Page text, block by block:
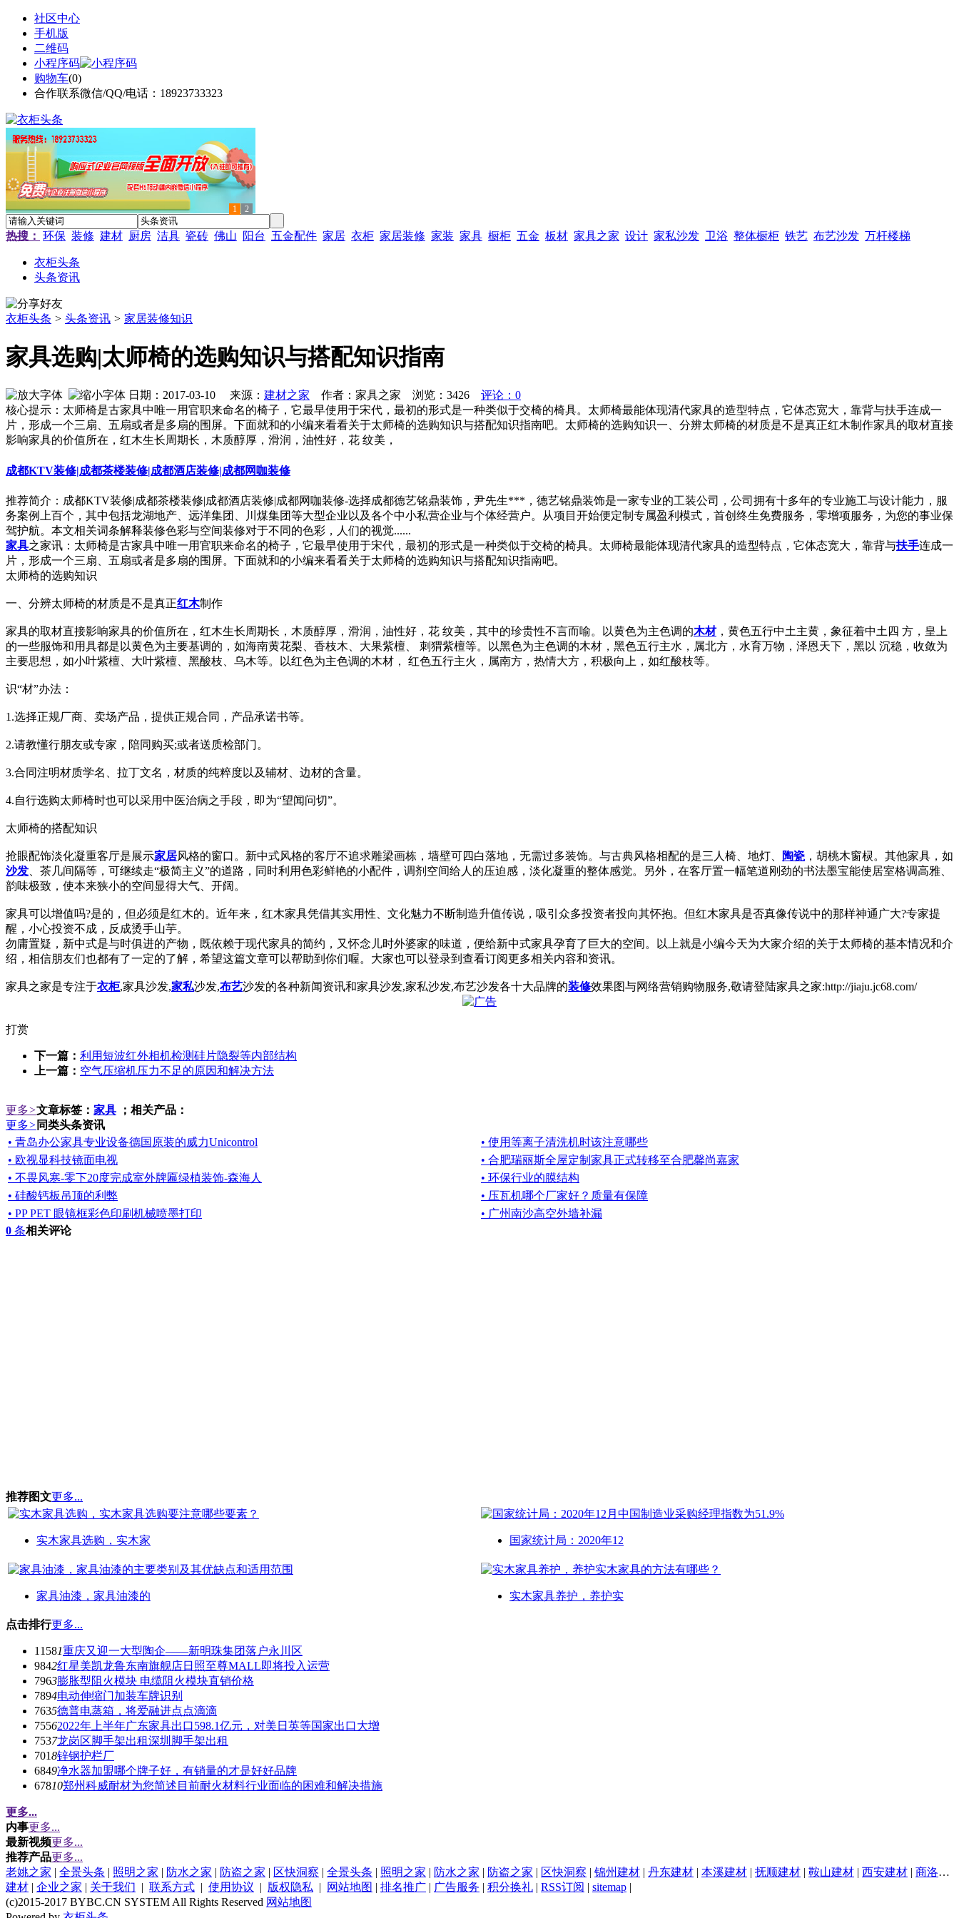
社区中心
手机版
二维码
小程序码
购物车(0)
合作联系微信/QQ/电话：18923733323
1 2
热搜： 环保 装修 建材 厨房 洁具 瓷砖 佛山 阳台 五金配件 家居 衣柜 家居装修 家装 家具 橱柜 五金 板材 家具之家 设计 家私沙发 卫浴 整体橱柜 铁艺 布艺沙发 万杆楼梯
衣柜头条
头条资讯
衣柜头条 > 头条资讯 > 家居装修知识
家具选购|太师椅的选购知识与搭配知识指南
日期：2017-03-10 来源： 建材之家 作者：家具之家 浏览： 3426
评论：0
核心提示：太师椅是古家具中唯一用官职来命名的椅子，它最早使用于宋代，最初的形式是一种类似于交椅的椅具。太师椅最能体现清代家具的造型特点，它体态宽大，靠背与扶手连成一
片，形成一个三扇、五扇或者是多扇的围屏。下面就和的小编来看看关于太师椅的选购知识与搭配知识指南吧。太师椅的选购知识一、分辨太师椅的材质是不是真正红木制作家具的取材直接
影响家具的价值所在，红木生长周期长，木质醇厚，滑润，油性好，花 纹美，
成都KTV装修|成都茶楼装修|成都酒店装修|成都网咖装修
推荐简介：成都KTV装修|成都茶楼装修|成都酒店装修|成都网咖装修-选择成都德艺铭鼎装饰，尹先生***，德艺铭鼎装饰是一家专业的工装公司，公司拥有十多年的专业施工与设计能力，服
务案例上百个，其中包括龙湖地产、远洋集团、川煤集团等大型企业以及各个中小私营企业与个体经营户。从项目开始便定制专属盈利模式，首创终生免费服务，零增项服务，为您的事业保
驾护航。本文相关词条解释装修色彩与空间装修对于不同的色彩，人们的视觉......
家具之家讯：太师椅是古家具中唯一用官职来命名的椅子，它最早使用于宋代，最初的形式是一种类似于交椅的椅具。太师椅最能体现清代家具的造型特点，它体态宽大，靠背与扶手连成一
片，形成一个三扇、五扇或者是多扇的围屏。下面就和的小编来看看关于太师椅的选购知识与搭配知识指南吧。
太师椅的选购知识
一、分辨太师椅的材质是不是真正红木制作
家具的取材直接影响家具的价值所在，红木生长周期长，木质醇厚，滑润，油性好，花 纹美，其中的珍贵性不言而喻。以黄色为主色调的木材，黄色五行中土主黄，象征着中土四 方，皇上
的一些服饰和用具都是以黄色为主要基调的，如海南黄花梨、香枝木、大果紫檀、 刺猬紫檀等。以黑色为主色调的木材，黑色五行主水，属北方，水育万物，泽恩天下，黑以 沉稳，收敛为
主要思想，如小叶紫檀、大叶紫檀、黑酸枝、乌木等。以红色为主色调的木材， 红色五行主火，属南方，热情大方，积极向上，如红酸枝等。
识“材”办法：
1.选择正规厂商、卖场产品，提供正规合同，产品承诺书等。
2.请教懂行朋友或专家，陪同购买;或者送质检部门。
3.合同注明材质学名、拉丁文名，材质的纯粹度以及辅材、边材的含量。
4.自行选购太师椅时也可以采用中医治病之手段，即为“望闻问切”。
太师椅的搭配知识
抢眼配饰淡化凝重客厅是展示家居风格的窗口。新中式风格的客厅不追求雕梁画栋，墙壁可四白落地，无需过多装饰。与古典风格相配的是三人椅、地灯、 陶瓷 ，胡桃木窗棂。其他家具，如
沙发 、茶几间隔等，可继续走“极简主义”的道路，同时利用色彩鲜艳的小配件，调剂空间给人的压迫感，淡化凝重的整体感觉。另外，在客厅置一幅笔道刚劲的书法墨宝能使居室格调高雅、
韵味极致，使本来狭小的空间显得大气、开阔。
家具可以增值吗?是的，但必须是红木的。近年来，红木家具凭借其实用性、文化魅力不断制造升值传说，吸引众多投资者投向其怀抱。但红木家具是否真像传说中的那样神通广大?专家提
醒，小心投资不成，反成烫手山芋。
勿庸置疑，新中式是与时俱进的产物，既依赖于现代家具的简约，又怀念儿时外婆家的味道，便给新中式家具孕育了巨大的空间。以上就是小编今天为大家介绍的关于太师椅的基本情况和介
绍，相信朋友们也都有了一定的了解，希望这篇文章可以帮助到你们喔。大家也可以登录到查看订阅更多相关内容和资讯。
家具之家是专注于衣柜,家具沙发,家私沙发,布艺沙发的各种新闻资讯和家具沙发,家私沙发,布艺沙发各十大品牌的装修效果图与网络营销购物服务,敬请登陆家具之家:http://jiaju.jc68.com/
打赏
下一篇： 利用短波红外相机检测硅片隐裂等内部结构
上一篇： 空气压缩机压力不足的原因和解决方法
更多>文章标签： 家具 ；相关产品：
更多> 同类头条资讯
• 青岛办公家具专业设备德国原装的威力Unicontrol
• 使用等离子清洗机时该注意哪些
• 欧视显科技镜面电视
• 合肥瑞丽斯全屋定制家具正式转移至合肥馨尚嘉家
• 不畏风寒-零下20度完成室外牌匾绿植装饰-森海人
• 环保行业的膜结构
• 硅酸钙板吊顶的利弊
• 压瓦机哪个厂家好？质量有保障
• PP PET 眼镜框彩色印刷机械喷墨打印
• 广州南沙高空外墙补漏
0 条相关评论
推荐图文更多...
实木家具选购，实木家 国家统计局：2020年12
家具油漆，家具油漆的 实木家具养护，养护实
点击排行更多...
11581重庆又迎一大型陶企——新明珠集团落户永川区
9842红星美凯龙鲁东南旗舰店日照至尊MALL即将投入运营
7963膨胀型阻火模块 电缆阻火模块直销价格
7894电动伸缩门加装车牌识别
7635德普电蒸箱，将爱融进点点滴滴
75562022年上半年广东家具出口598.1亿元，对美日英等国家出口大增
7537龙岗区脚手架出租深圳脚手架出租
7018锌钢护栏厂
6849净水器加盟哪个牌子好，有销量的才是好好品牌
67810郑州科威耐材为您简述目前耐火材料行业面临的困难和解决措施
更多...
内事更多...
最新视频更多...
推荐产品更多...
老姚之家 | 全景头条 | 照明之家 | 防水之家 | 防盗之家 | 区快洞察 | 全景头条 | 照明之家 | 防水之家 | 防盗之家 | 区快洞察 | 锦州建材 | 丹东建材 | 本溪建材 | 抚顺建材 | 鞍山建材 | 西安建材 | 商洛建材
建材 | 企业之家 | 关于我们 | 联系方式 | 使用协议 | 版权隐私 | 网站地图 | 排名推广 | 广告服务 | 积分换礼 | RSS订阅 | sitemap |
(c)2015-2017 BYBC.CN SYSTEM All Rights Reserved 网站地图